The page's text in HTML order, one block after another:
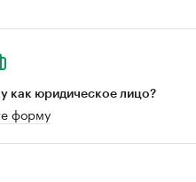
как юридическое лицо?
форму